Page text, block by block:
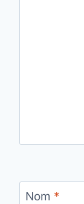
Nom *